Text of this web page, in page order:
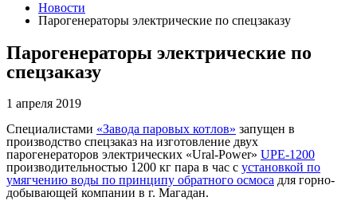
Новости
Парогенераторы электрические по спецзаказу
Парогенераторы электрические по
спецзаказу
1 апреля 2019
Специалистами «Завода паровых котлов» запущен в
производство спецзаказ на изготовление двух
парогенераторов электрических «Ural-Power» UPE-1200
производительностью 1200 кг пара в час с установкой по
умягчению воды по принципу обратного осмоса для горно-
добывающей компании в г. Магадан.